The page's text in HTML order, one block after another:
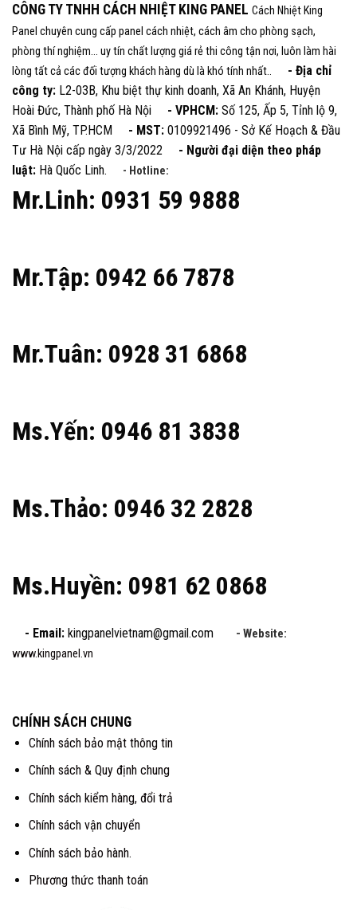
CÔNG TY TNHH CÁCH NHIỆT KING PANEL Cách Nhiệt King
Panel chuyên cung cấp panel cách nhiệt, cách âm cho phòng sạch,
phòng thí nghiệm... uy tín chất lượng giá rẻ thi công tận nơi, luôn làm hài
lòng tất cả các đối tượng khách hàng dù là khó tính nhất..
- Địa chỉ
công ty: L2-03B, Khu biệt thự kinh doanh, Xã An Khánh, Huyện
Hoài Đức, Thành phố Hà Nội - VPHCM: Số 125, Ấp 5, Tỉnh lộ 9,
Xã Bình Mỹ, TP.HCM - MST: 0109921496 - Sở Kế Hoạch & Đầu
Tư Hà Nội cấp ngày 3/3/2022 - Người đại diện theo pháp
luật: Hà Quốc Linh. - Hotline:
Mr.Linh: 0931 59 9888
Mr.Tập: 0942 66 7878
Mr.Tuân: 0928 31 6868
Ms.Yến: 0946 81 3838
Ms.Thảo: 0946 32 2828
Ms.Huyền: 0981 62 0868
- Email: kingpanelvietnam@gmail.com - Website:
www.kingpanel.vn
CHÍNH SÁCH CHUNG
Chính sách bảo mật thông tin
Chính sách & Quy định chung
Chính sách kiểm hàng, đổi trả
Chính sách vận chuyển
Chính sách bảo hành.
Phương thức thanh toán